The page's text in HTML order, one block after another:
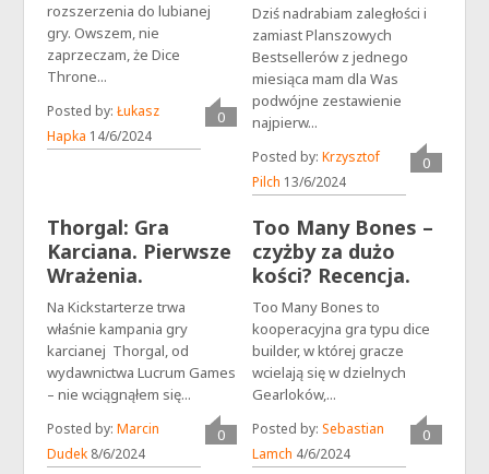
rozszerzenia do lubianej
gry. Owszem, nie
zaprzeczam, że Dice
Throne...
Posted by: Łukasz
Hapka 14/6/2024
0
Dziś nadrabiam zaległości i
zamiast Planszowych
Bestsellerów z jednego
miesiąca mam dla Was
podwójne zestawienie
najpierw...
Posted by:Krzysztof
Pilch 13/6/2024
0
Thorgal: Gra
Karciana. Pierwsze
Wrażenia.
Na Kickstarterze trwa
właśnie kampania gry
karcianej Thorgal, od
wydawnictwa Lucrum Games
– nie wciągnąłem się...
Posted by: Marcin
Dudek 8/6/2024
0
Too Many Bones –
czyżby za dużo
kości? Recencja.
Too Many Bones to
kooperacyjna gra typu dice
builder, w której gracze
wcielają się w dzielnych
Gearloków,...
Posted by:Sebastian
Lamch 4/6/2024
0